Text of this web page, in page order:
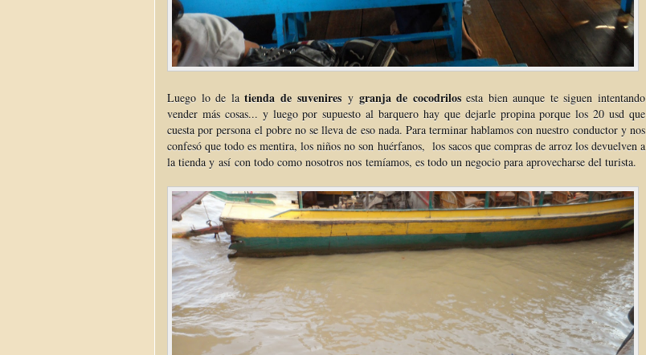
Luego lo de latienda de suvenires y granja de cocodrilosesta bien aunque te siguen intentando
vender más cosas... y luego por supuesto al barquero hay que dejarle propina porque los 20 usd que
cuesta por persona el pobre no se lleva de eso nada. Para terminar hablamos con nuestro conductor y nos
confesó que todo es mentira, los niños no son huérfanos, los sacos que compras de arroz los devuelven a
la tienda y así con todo como nosotros nos temíamos, es todo un negocio para aprovecharse del turista.